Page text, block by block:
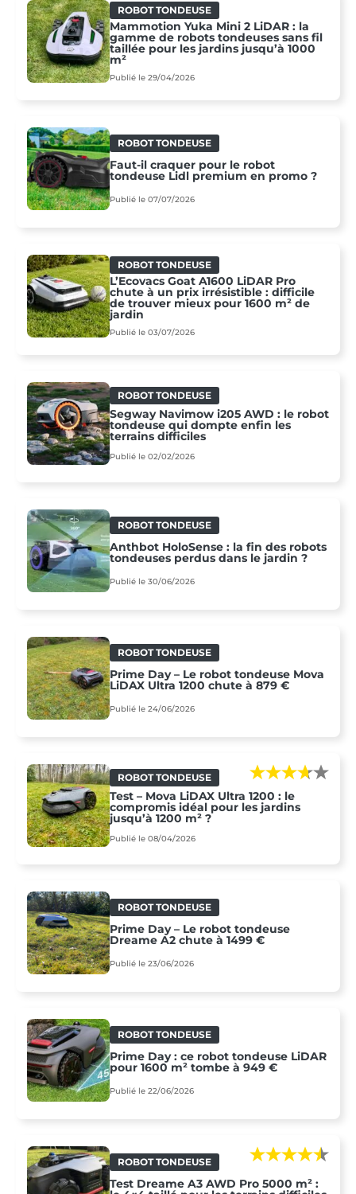
ROBOT TONDEUSE
Mammotion Yuka Mini 2 LiDAR : la
gamme de robots tondeuses sans fil
taillée pour les jardins jusqu’à 1000
m²
Publié le 29/04/2026
ROBOT TONDEUSE
Faut-il craquer pour le robot
tondeuse Lidl premium en promo ?
Publié le 07/07/2026
ROBOT TONDEUSE
L’Ecovacs Goat A1600 LiDAR Pro
chute à un prix irrésistible : difficile
de trouver mieux pour 1600 m² de
jardin
Publié le 03/07/2026
ROBOT TONDEUSE
Segway Navimow i205 AWD : le robot
tondeuse qui dompte enfin les
terrains difficiles
Publié le 02/02/2026
ROBOT TONDEUSE
Anthbot HoloSense : la fin des robots
tondeuses perdus dans le jardin ?
Publié le 30/06/2026
ROBOT TONDEUSE
Prime Day – Le robot tondeuse Mova
LiDAX Ultra 1200 chute à 879 €
Publié le 24/06/2026
ROBOT TONDEUSE
Test – Mova LiDAX Ultra 1200 : le
compromis idéal pour les jardins
jusqu’à 1200 m² ?
Publié le 08/04/2026
ROBOT TONDEUSE
Prime Day – Le robot tondeuse
Dreame A2 chute à 1499 €
Publié le 23/06/2026
ROBOT TONDEUSE
Prime Day : ce robot tondeuse LiDAR
pour 1600 m² tombe à 949 €
Publié le 22/06/2026
ROBOT TONDEUSE
Test Dreame A3 AWD Pro 5000 m² :